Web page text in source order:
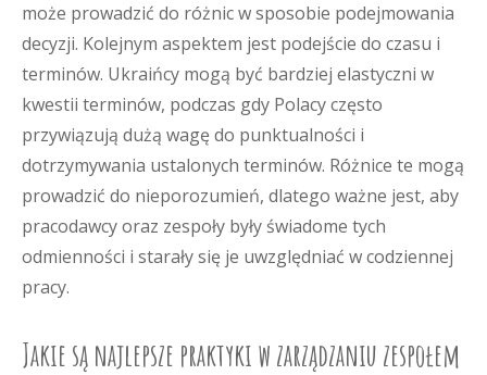
może prowadzić do różnic w sposobie podejmowania
decyzji. Kolejnym aspektem jest podejście do czasu i
terminów. Ukraińcy mogą być bardziej elastyczni w
kwestii terminów, podczas gdy Polacy często
przywiązują dużą wagę do punktualności i
dotrzymywania ustalonych terminów. Różnice te mogą
prowadzić do nieporozumień, dlatego ważne jest, aby
pracodawcy oraz zespoły były świadome tych
odmienności i starały się je uwzględniać w codziennej
pracy.
Jakie są najlepsze praktyki w zarządzaniu zespołem